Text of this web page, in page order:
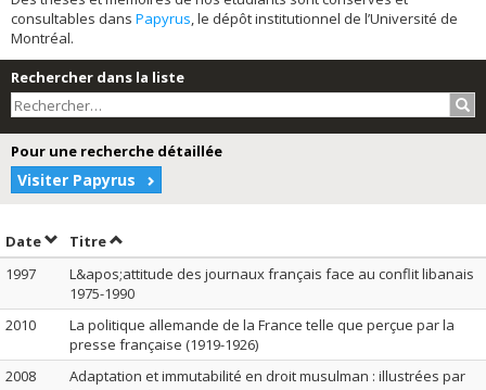
consultables dans Papyrus, le dépôt institutionnel de l’Université de
Montréal.
Rechercher dans la liste
Pour une recherche détaillée
Visiter Papyrus
DateTrier par date en ordre décroissant
TitreTrier par titre en ordre décroissant
1997
L&apos;attitude des journaux français face au conflit libanais
1975-1990
2010
La politique allemande de la France telle que perçue par la
presse française (1919-1926)
2008
Adaptation et immutabilité en droit musulman : illustrées par